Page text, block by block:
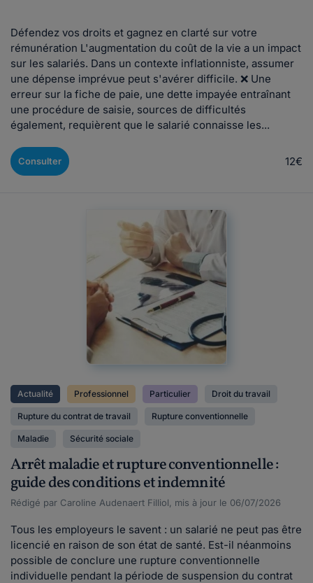
Défendez vos droits et gagnez en clarté sur votre
rémunération L'augmentation du coût de la vie a un impact
sur les salariés. Dans un contexte inflationniste, assumer
une dépense imprévue peut s'avérer difficile. ❌ Une
erreur sur la fiche de paie, une dette impayée entraînant
une procédure de saisie, sources de difficultés
également, requièrent que le salarié connaisse les...
Consulter 12€
Actualité Professionnel Particulier Droit du travail
Rupture du contrat de travail Rupture conventionnelle
Maladie Sécurité sociale
Arrêt maladie et rupture conventionnelle :
guide des conditions et indemnité
Rédigé par Caroline Audenaert Filliol, mis à jour le 06/07/2026
Tous les employeurs le savent : un salarié ne peut pas être
licencié en raison de son état de santé. Est-il néanmoins
possible de conclure une rupture conventionnelle
individuelle pendant la période de suspension du contrat